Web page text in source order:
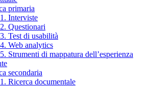
primaria
Interviste
Questionari
Test di usabilità
Web analytics
Strumenti di mappatura dell’esperienza
secondaria
Ricerca documentale